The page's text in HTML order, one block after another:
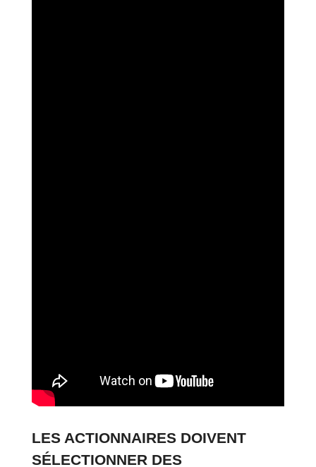
LES ACTIONNAIRES DOIVENT
SÉLECTIONNER DES